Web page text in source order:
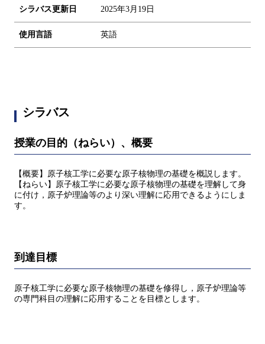
シラバス更新日 2025年3月19日
使用言語 英語
シラバス
授業の目的（ねらい）、概要
【概要】原子核工学に必要な原子核物理の基礎を概説します。
【ねらい】原子核工学に必要な原子核物理の基礎を理解して身
に付け，原子炉理論等のより深い理解に応用できるようにしま
す。
到達目標
原子核工学に必要な原子核物理の基礎を修得し，原子炉理論等
の専門科目の理解に応用することを目標とします。